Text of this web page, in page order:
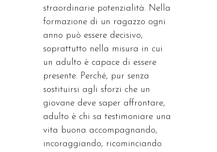
straordinarie potenzialità. Nella
formazione di un ragazzo ogni
anno può essere decisivo,
soprattutto nella misura in cui
un adulto è capace di essere
presente. Perché, pur senza
sostituirsi agli sforzi che un
giovane deve saper affrontare,
adulto è chi sa testimoniare una
vita buona accompagnando,
incoraggiando, ricominciando